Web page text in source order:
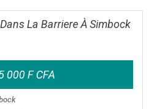
La Barriere À Simbock
000 F CFA